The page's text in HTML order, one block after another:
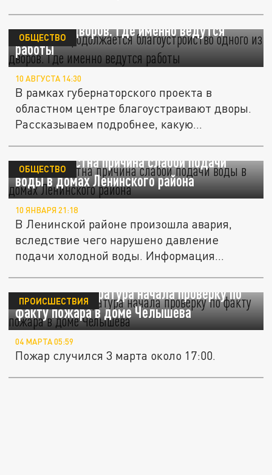
В Самаре продолжается благоустройство
одного из дворов. Где именно ведутся
работы
ОБЩЕСТВО
10 АВГУСТА 14:30
В рамках губернаторского проекта в
областном центре благоустраивают дворы.
Рассказываем подробнее, какую...
Стала известна причина слабой подачи
воды в домах Ленинского района
ОБЩЕСТВО
10 ЯНВАРЯ 21:18
В Ленинской районе произошла авария,
вследствие чего нарушено давление
подачи холодной воды. Информация...
В Самаре прокуратура начала проверку по
факту пожара в доме Челышева
ПРОИСШЕСТВИЯ
04 МАРТА 05:59
Пожар случился 3 марта около 17:00.